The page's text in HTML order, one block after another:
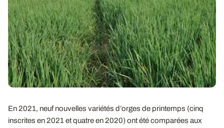
En 2021, neuf nouvelles variétés d’orges de printemps (cinq
inscrites en 2021 et quatre en 2020) ont été comparées aux